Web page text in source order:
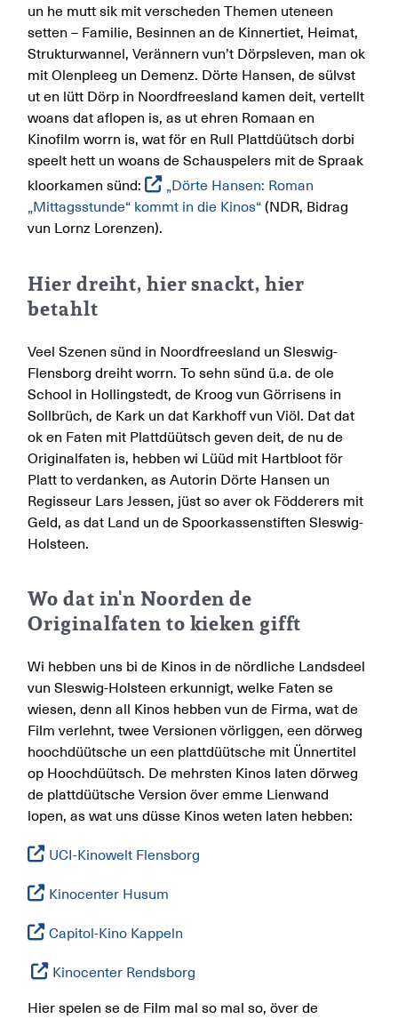
un he mutt sik mit verscheden Themen uteneen
setten – Familie, Besinnen an de Kinnertiet, Heimat,
Strukturwannel, Verännern vun’t Dörpsleven, man ok
mit Olenpleeg un Demenz. Dörte Hansen, de sülvst
ut en lütt Dörp in Noordfreesland kamen deit, vertellt
woans dat aflopen is, as ut ehren Romaan en
Kinofilm worrn is, wat för en Rull Plattdüütsch dorbi
speelt hett un woans de Schauspelers mit de Spraak
kloorkamen sünd:
„Dörte Hansen: Roman
„Mittagsstunde“ kommt in die Kinos“ (NDR, Bidrag
vun Lornz Lorenzen).
Hier dreiht, hier snackt, hier
betahlt
Veel Szenen sünd in Noordfreesland un Sleswig-
Flensborg dreiht worrn. To sehn sünd ü.a. de ole
School in Hollingstedt, de Kroog vun Görrisens in
Sollbrüch, de Kark un dat Karkhoff vun Viöl. Dat dat
ok en Faten mit Plattdüütsch geven deit, de nu de
Originalfaten is, hebben wi Lüüd mit Hartbloot för
Platt to verdanken, as Autorin Dörte Hansen un
Regisseur Lars Jessen, jüst so aver ok Födderers mit
Geld, as dat Land un de Spoorkassenstiften Sleswig-
Holsteen.
Wo dat in'n Noorden de
Originalfaten to kieken gifft
Wi hebben uns bi de Kinos in de nördliche Landsdeel
vun Sleswig-Holsteen erkunnigt, welke Faten se
wiesen, denn all Kinos hebben vun de Firma, wat de
Film verlehnt, twee Versionen vörliggen, een dörweg
hoochdüütsche un een plattdüütsche mit Ünnertitel
op Hoochdüütsch. De mehrsten Kinos laten dörweg
de plattdüütsche Version över emme Lienwand
lopen, as wat uns düsse Kinos weten laten hebben:
UCI-Kinowelt Flensborg
Kinocenter Husum
Capitol-Kino Kappeln
Kinocenter Rendsborg
Hier spelen se de Film mal so mal so, över de